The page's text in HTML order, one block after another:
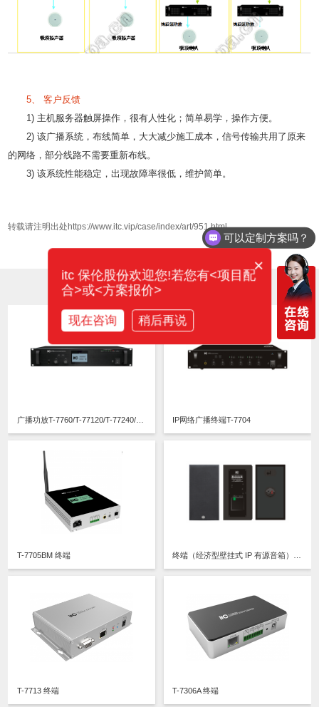
5、 客户反馈
1) 主机服务器触屏操作，很有人性化；简单易学，操作方便。
2) 该广播系统，布线简单，大大减少施工成本，信号传输共用了原来
的网络，部分线路不需要重新布线。
3) 该系统性能稳定，出现故障率很低，维护简单。
转载请注明出处https://www.itc.vip/case/index/art/951.html
相关产品
广播功放T-7760/T-77120/T-77240/T-77350/T-77500 IP网络广播终端T-7704
T-7705BM 终端
T-7713 终端 T-7306A 终端
可以定制方案吗？
×
itc 保伦股份欢迎您!若您有<项目配
合>或<方案报价>
现在咨询 稍后再说